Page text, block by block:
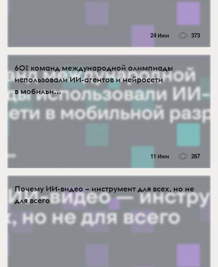
24 Июн 373
60% команд международной олимпиады
использовали ИИ-агентов и нейросети
в мобильн...
11 Июн 267
Почему ИИ-видео – инструмент для всех, но не
для всего